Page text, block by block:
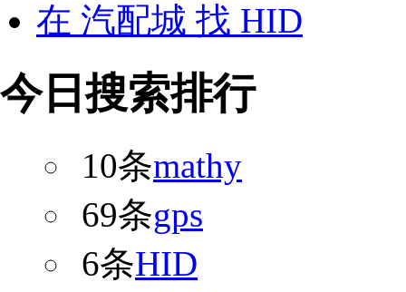
在 汽配城 找 HID
今日搜索排行
10条mathy
69条gps
6条HID